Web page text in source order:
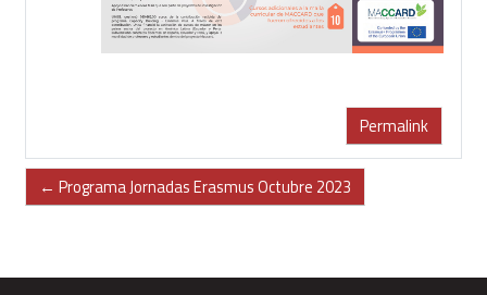
Permalink
← Programa Jornadas Erasmus Octubre 2023